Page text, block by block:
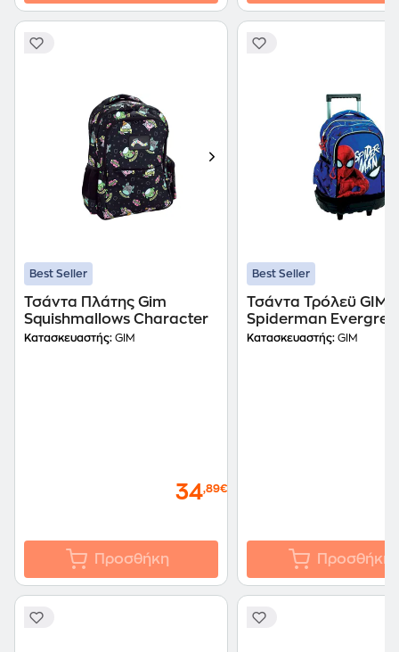
Best Seller
Τσάντα Πλάτης Gim
Squishmallows Character
Κατασκευαστής: GIM
34,89€
Προσθήκη
Best Seller
Τσάντα Τρόλεϋ GIM
Spiderman
Κατασκευαστής: GIM
Προσθήκη